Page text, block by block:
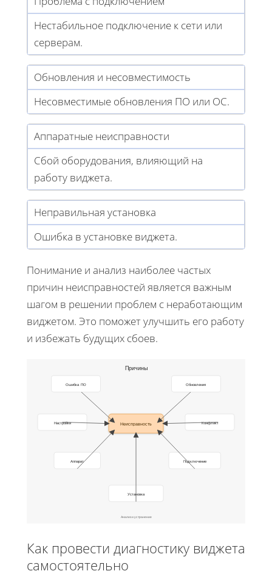
Нестабильное подключение к сети или
серверам.
Обновления и несовместимость
Несовместимые обновления ПО или ОС.
Аппаратные неисправности
Сбой оборудования, влияющий на
работу виджета.
Неправильная установка
Ошибка в установке виджета.
Понимание и анализ наиболее частых
причин неисправностей является важным
шагом в решении проблем с неработающим
виджетом. Это поможет улучшить его работу
и избежать будущих сбоев.
Причины
Неисправность
Ошибка ПО Обновления
Настройки Конфликт
Аппарат Подключение
Установка
Анализ и устранение
Как провести диагностику виджета
самостоятельно